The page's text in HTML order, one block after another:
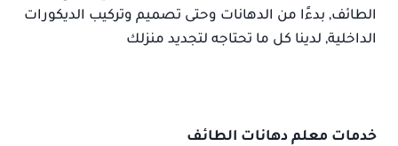
الطائف, بدءًا من الدهانات وحتى تصميم وتركيب الديكورات
الداخلية, لدينا كل ما تحتاجه لتجديد منزلك
خدمات معلم دهانات الطائف